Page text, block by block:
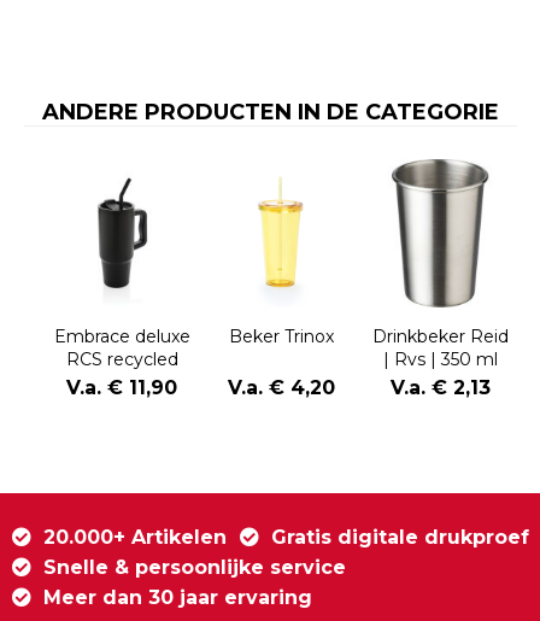
ANDERE PRODUCTEN IN DE CATEGORIE
Embrace deluxe
RCS recycled
RVS drinkbeker
900ml
V.a. € 11,90
Beker Trinox
V.a. € 4,20
Drinkbeker Reid
| Rvs | 350 ml
V.a. € 2,13
20.000+ Artikelen
Gratis digitale drukproef
Snelle & persoonlijke service
Meer dan 30 jaar ervaring